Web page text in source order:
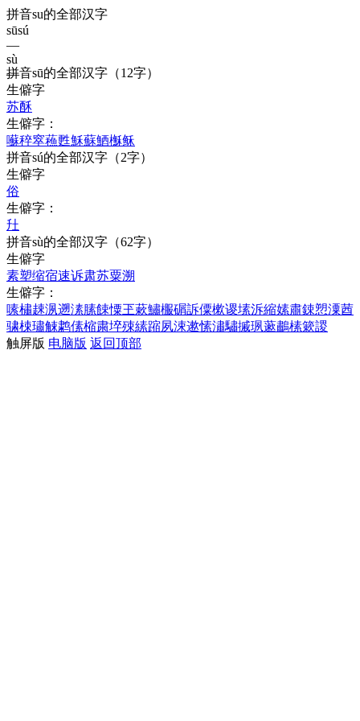
拼音su的全部汉字
sūsú
—
sù
—
拼音sū的全部汉字 （12字）
生僻字
苏酥
生僻字：
囌稡窣蘓甦穌蘇鯂櫯稣
拼音sú的全部汉字 （2字）
生僻字
俗
生僻字：
圱
拼音sù的全部汉字 （62字）
生僻字
素塑缩宿速诉肃苏粟溯
生僻字：
嗉橚趚洬遡溸膆餗憟玊蔌鱐棴碿訴僳樕谡塐泝縮嫊肅鋉愬潥莤
骕梀璛觫鹔傃樎粛埣殐縤蹜夙涑遬愫潚驌摵珟藗鷫榡簌謖
触屏版 电脑版 返回顶部